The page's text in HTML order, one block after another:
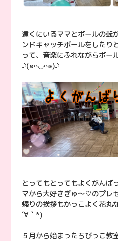
遠くにいるママとボールの転
ンドキャッチボールをしたり
って、音楽にふれながらボー
♪(๑ᴖ◡ᴖ๑)♪
とってもとってもよくがんば
マから大好きぎゅ〜♡のプレ
帰りの挨拶もかっこよく花丸
´∀｀*)
５月から始まったちびっこ教